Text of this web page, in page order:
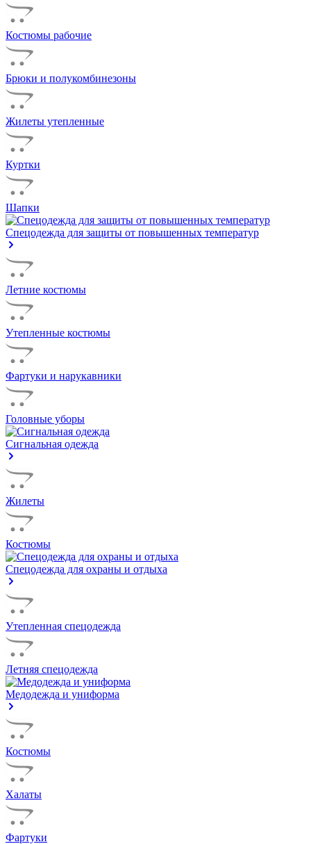
Костюмы рабочие
Брюки и полукомбинезоны
Жилеты утепленные
Куртки
Шапки
Спецодежда для защиты от повышенных температур
Летние костюмы
Утепленные костюмы
Фартуки и нарукавники
Головные уборы
Сигнальная одежда
Жилеты
Костюмы
Спецодежда для охраны и отдыха
Утепленная спецодежда
Летняя спецодежда
Медодежда и униформа
Костюмы
Халаты
Фартуки